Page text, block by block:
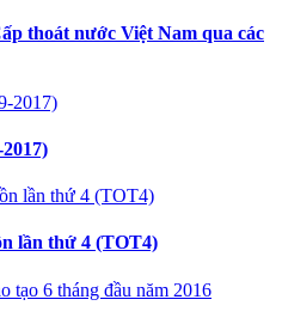
thoát nước Việt Nam qua các
lần thứ 4 (TOT4)